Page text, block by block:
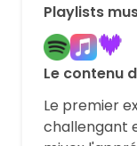
Playlists
Le contenu
Le premier
challengant